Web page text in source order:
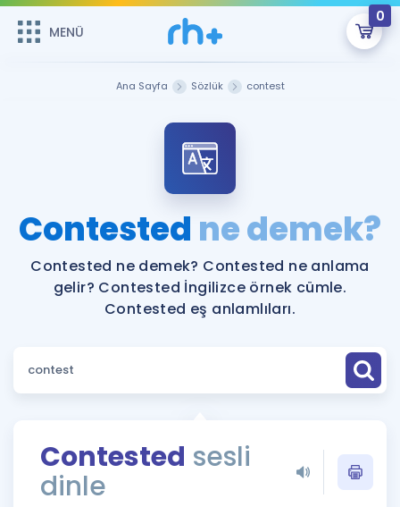
MENÜ
0
ÜYE DEĞİLİM
Sepetin Şu An Boş.
Remzi Hoca ile seni sınava hazırlayacak onlarca eğitim seni
bekliyor!
MENÜ
Faydalı Araçlar
Sözlük
Rehberlik Aracı
ÖSYM Sınav Takvimi
Hakkımızda
Ana Sayfa Sözlük contest
Contested ne demek?
Contested ne demek? Contested ne anlama
gelir? Contested İngilizce örnek cümle.
Contested eş anlamlıları.
Contested sesli
dinle